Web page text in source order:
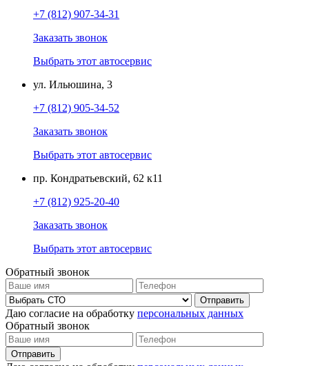
+7 (812) 907-34-31
Заказать звонок
Выбрать этот автосервис
ул. Ильюшина, 3
+7 (812) 905-34-52
Заказать звонок
Выбрать этот автосервис
пр. Кондратьевский, 62 к11
+7 (812) 925-20-40
Заказать звонок
Выбрать этот автосервис
Обратный звонок
Даю согласие на обработку персональных данных
Обратный звонок